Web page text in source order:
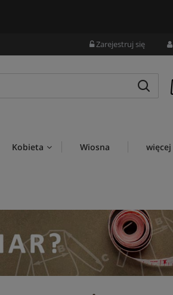
Zarejestruj się
Kobieta Wiosna więcej